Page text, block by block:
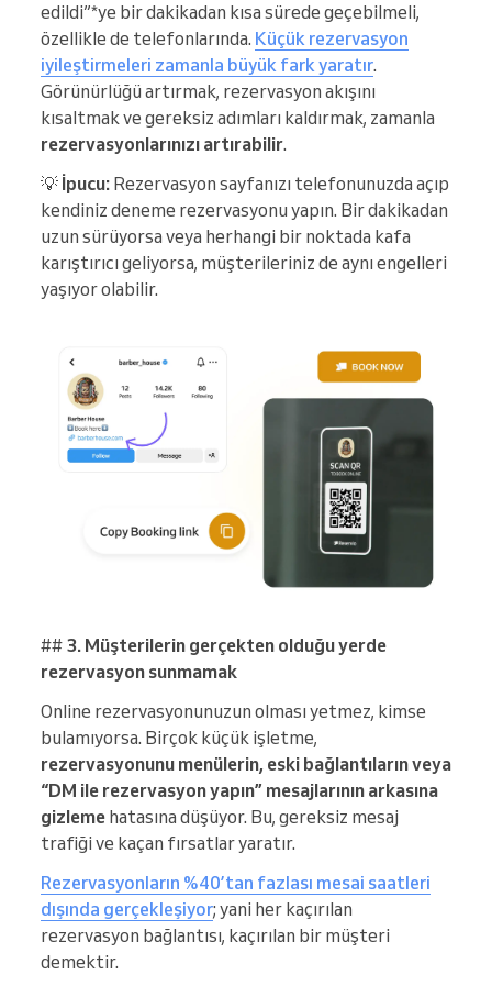
edildi”*ye bir dakikadan kısa sürede geçebilmeli,
özellikle de telefonlarında. Küçük rezervasyon
iyileştirmeleri zamanla büyük fark yaratır.
Görünürlüğü artırmak, rezervasyon akışını
kısaltmak ve gereksiz adımları kaldırmak, zamanla
rezervasyonlarınızı artırabilir.
💡 İpucu: Rezervasyon sayfanızı telefonunuzda açıp
kendiniz deneme rezervasyonu yapın. Bir dakikadan
uzun sürüyorsa veya herhangi bir noktada kafa
karıştırıcı geliyorsa, müşterileriniz de aynı engelleri
yaşıyor olabilir.
## 3. Müşterilerin gerçekten olduğu yerde
rezervasyon sunmamak
Online rezervasyonunuzun olması yetmez, kimse
bulamıyorsa. Birçok küçük işletme,
rezervasyonunu menülerin, eski bağlantıların veya
“DM ile rezervasyon yapın” mesajlarının arkasına
gizleme hatasına düşüyor. Bu, gereksiz mesaj
trafiği ve kaçan fırsatlar yaratır.
Rezervasyonların %40’tan fazlası mesai saatleri
dışında gerçekleşiyor; yani her kaçırılan
rezervasyon bağlantısı, kaçırılan bir müşteri
demektir.